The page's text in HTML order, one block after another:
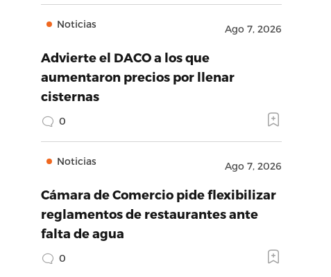
Noticias Ago 7, 2026
Advierte el DACO a los que
aumentaron precios por llenar
cisternas
0
Noticias Ago 7, 2026
Cámara de Comercio pide flexibilizar
reglamentos de restaurantes ante
falta de agua
0